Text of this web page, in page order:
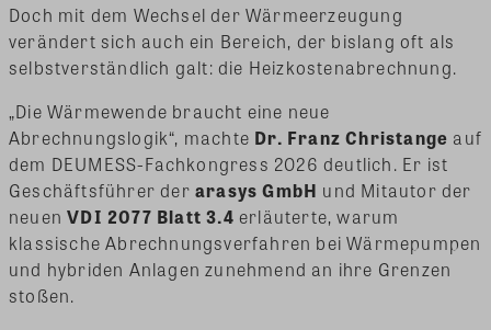
Doch mit dem Wechsel der Wärmeerzeugung
verändert sich auch ein Bereich, der bislang oft als
selbstverständlich galt: die Heizkostenabrechnung.
„Die Wärmewende braucht eine neue
Abrechnungslogik“, machte Dr. Franz Christange auf
dem DEUMESS-Fachkongress 2026 deutlich. Er ist
Geschäftsführer der arasys GmbH und Mitautor der
neuenVDI 2077 Blatt 3.4 erläuterte, warum
klassische Abrechnungsverfahren bei Wärmepumpen
und hybriden Anlagen zunehmend an ihre Grenzen
stoßen.